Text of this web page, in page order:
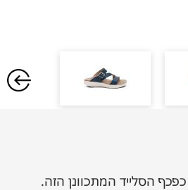
הסלייד המתכוונן הזה.